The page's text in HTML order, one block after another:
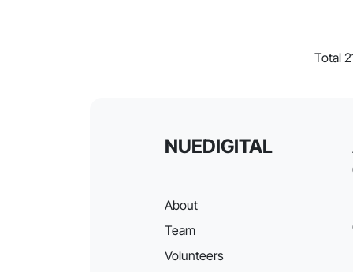
Total
NUEDIGITAL
About
Team
Volunteers